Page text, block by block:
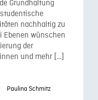
Grundhaltung
nachhaltig zu
Ebenen wünschen
der
und mehr […]
Paulina Schmitz